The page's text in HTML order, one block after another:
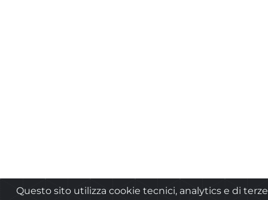
Questo sito utilizza cookie tecnici, analytics e di